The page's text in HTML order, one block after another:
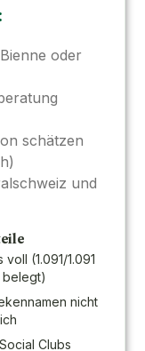
oder
schätzen
und
voll (1.091/1.091
belegt)
nicht
Clubs